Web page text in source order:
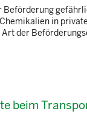
Beförderung
in
der
beim